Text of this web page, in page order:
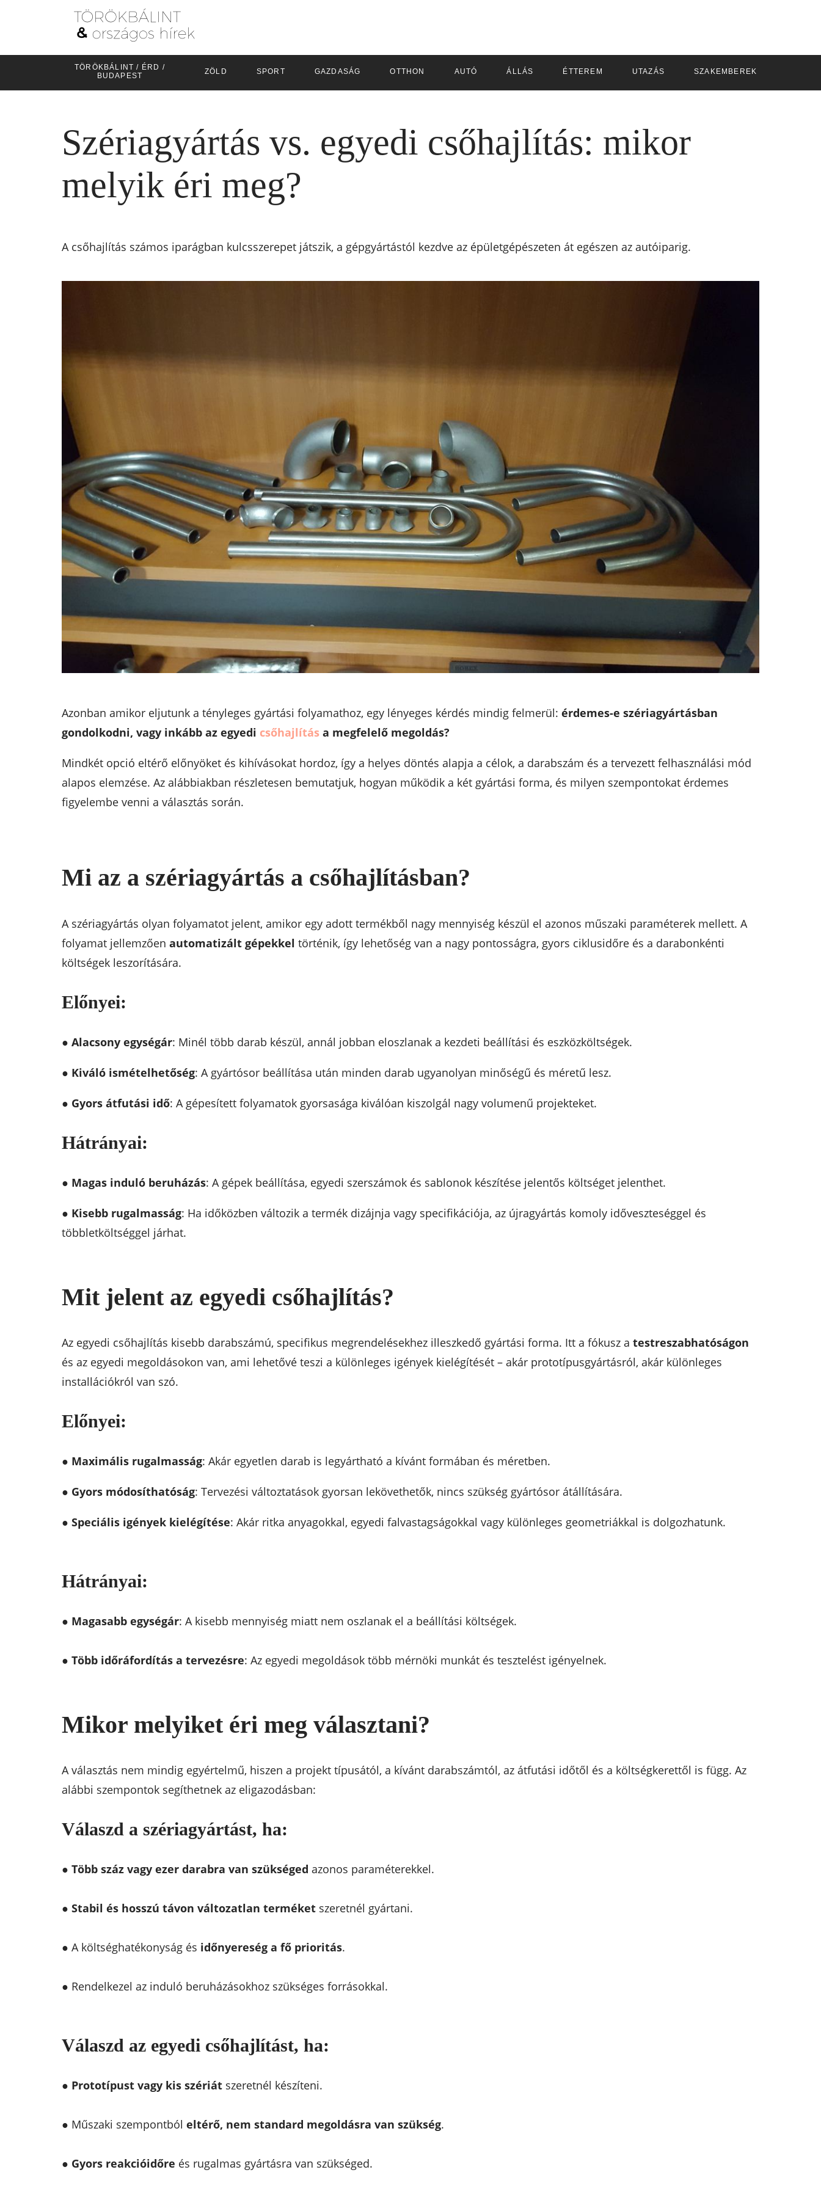
TÖRÖKBÁLINT / ÉRD /
BUDAPEST
ZÖLD SPORT GAZDASÁG OTTHON AUTÓ ÁLLÁS ÉTTEREM UTAZÁS SZAKEMBEREK
Szériagyártás vs. egyedi csőhajlítás: mikor
melyik éri meg?
A csőhajlítás számos iparágban kulcsszerepet játszik, a gépgyártástól kezdve az épületgépészeten át egészen az autóiparig.
Azonban amikor eljutunk a tényleges gyártási folyamathoz, egy lényeges kérdés mindig felmerül: érdemes-e szériagyártásban
gondolkodni, vagy inkább az egyedi csőhajlítása megfelelő megoldás?
Mindkét opció eltérő előnyöket és kihívásokat hordoz, így a helyes döntés alapja a célok, a darabszám és a tervezett felhasználási mód
alapos elemzése. Az alábbiakban részletesen bemutatjuk, hogyan működik a két gyártási forma, és milyen szempontokat érdemes
figyelembe venni a választás során.
Mi az a szériagyártás a csőhajlításban?
A szériagyártás olyan folyamatot jelent, amikor egy adott termékből nagy mennyiség készül el azonos műszaki paraméterek mellett. A
folyamat jellemzően automatizált gépekkel történik, így lehetőség van a nagy pontosságra, gyors ciklusidőre és a darabonkénti
költségek leszorítására.
Előnyei:
● Alacsony egységár: Minél több darab készül, annál jobban eloszlanak a kezdeti beállítási és eszközköltségek.
● Kiváló ismételhetőség: A gyártósor beállítása után minden darab ugyanolyan minőségű és méretű lesz.
● Gyors átfutási idő: A gépesített folyamatok gyorsasága kiválóan kiszolgál nagy volumenű projekteket.
Hátrányai:
● Magas induló beruházás: A gépek beállítása, egyedi szerszámok és sablonok készítése jelentős költséget jelenthet.
● Kisebb rugalmasság: Ha időközben változik a termék dizájnja vagy specifikációja, az újragyártás komoly időveszteséggel és
többletköltséggel járhat.
Mit jelent az egyedi csőhajlítás?
Az egyedi csőhajlítás kisebb darabszámú, specifikus megrendelésekhez illeszkedő gyártási forma. Itt a fókusz a testreszabhatóságon
és az egyedi megoldásokon van, ami lehetővé teszi a különleges igények kielégítését – akár prototípusgyártásról, akár különleges
installációkról van szó.
Előnyei:
● Maximális rugalmasság: Akár egyetlen darab is legyártható a kívánt formában és méretben.
● Gyors módosíthatóság: Tervezési változtatások gyorsan lekövethetők, nincs szükség gyártósor átállítására.
● Speciális igények kielégítése: Akár ritka anyagokkal, egyedi falvastagságokkal vagy különleges geometriákkal is dolgozhatunk.
Hátrányai:
● Magasabb egységár: A kisebb mennyiség miatt nem oszlanak el a beállítási költségek.
● Több időráfordítás a tervezésre: Az egyedi megoldások több mérnöki munkát és tesztelést igényelnek.
Mikor melyiket éri meg választani?
A választás nem mindig egyértelmű, hiszen a projekt típusától, a kívánt darabszámtól, az átfutási időtől és a költségkerettől is függ. Az
alábbi szempontok segíthetnek az eligazodásban:
Válaszd a szériagyártást, ha:
● Több száz vagy ezer darabra van szükséged azonos paraméterekkel.
● Stabil és hosszú távon változatlan terméketszeretnél gyártani.
● A költséghatékonyság és időnyereség a fő prioritás.
● Rendelkezel az induló beruházásokhoz szükséges forrásokkal.
Válaszd az egyedi csőhajlítást, ha:
● Prototípust vagy kis szériátszeretnél készíteni.
● Műszaki szempontból eltérő, nem standard megoldásra van szükség.
● Gyors reakcióidőre és rugalmas gyártásra van szükséged.